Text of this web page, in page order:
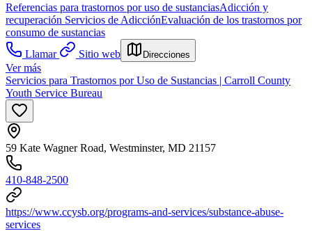
Referencias para trastornos por uso de sustanciasAdicción y
recuperación Servicios de AdicciónEvaluación de los trastornos por
consumo de sustancias
Llamar
Sitio web Direcciones
Ver más
Servicios para Trastornos por Uso de Sustancias | Carroll County
Youth Service Bureau
59 Kate Wagner Road, Westminster, MD 21157
410-848-2500
https://www.ccysb.org/programs-and-services/substance-abuse-
services